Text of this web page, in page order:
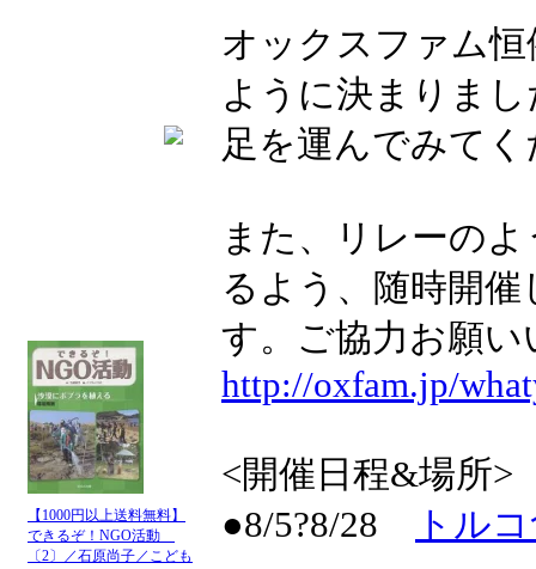
【1000円以上送料無料】
できるぞ！NGO活動
〔2〕／石原尚子／こども
オックスファム
ように決まりま
足を運んでみて
また、リレーの
るよう、随時開
す。ご協力お願
http://oxfam.jp/
<開催日程&場所>
●8/5?8/28
トル